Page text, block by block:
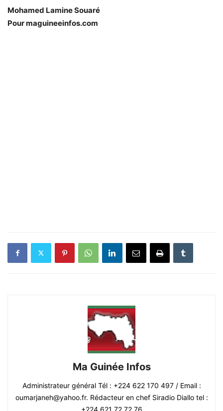
Mohamed Lamine Souaré
Pour maguineeinfos.com
Ma Guinée Infos
Administrateur général Tél : +224 622 170 497 / Email :
oumarjaneh@yahoo.fr. Rédacteur en chef Siradio Diallo tel :
+224 621 72 72 76